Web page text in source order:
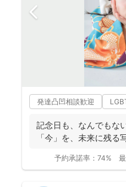
発達凸凹相談歓迎
記念日も、なんでもな
「今」を、未来に残る
予約承諾率： 74%